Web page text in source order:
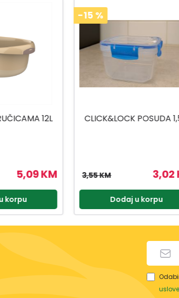
1,5 L
3,02 KM
korpu
-10 %
PLASTIČNA KANTA SA
4,91
5,45 KM
Dodaj u korpu